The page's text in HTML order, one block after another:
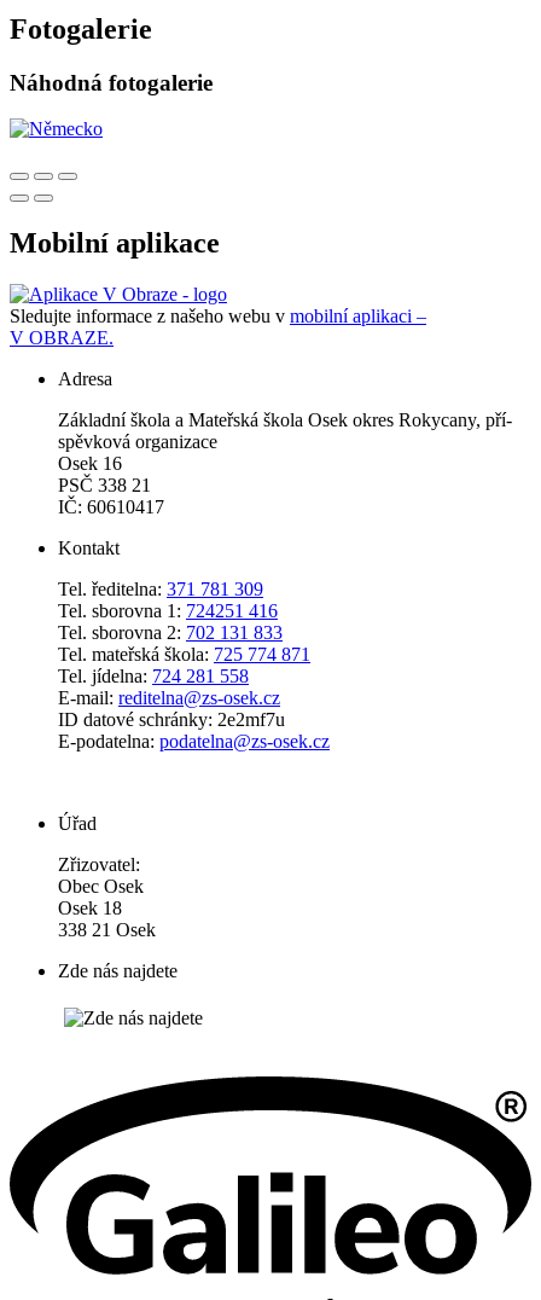
Fotogalerie
Náhodná fotogalerie
Mobilní aplikace
Sledujte informace z našeho webu v mobilní aplikaci –
V OBRAZE.
Adresa
Zá­klad­ní ško­la a Ma­teř­ská ško­la Osek okres Roky­ca­ny, pří­
spěv­ko­vá or­ga­ni­za­ce
Osek 16
PSČ 338 21
IČ: 60610417
Kontakt
Tel. ředitelna: 371 781 309
Tel. sborovna 1: 724251 416
Tel. sborovna 2: 702 131 833
Tel. mateřská škola: 725 774 871
Tel. jídelna: 724 281 558
E-mail: reditelna@zs-osek.cz
ID datové schránky: 2e2mf7u
E-podatelna: podatelna@zs-osek.cz
Úřad
Zřizovatel:
Obec Osek
Osek 18
338 21 Osek
Zde nás najdete